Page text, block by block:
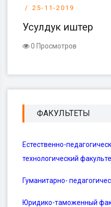
25-11-2019
Усулдук иштер
0 Просмотров
ФАКУЛЬТЕТЫ
Естественно-
технологический
Гуманитарно-
Юридико-таможенный